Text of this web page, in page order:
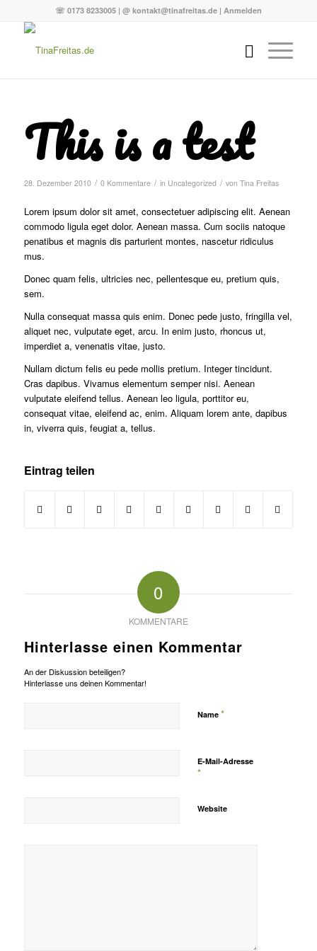
☏ 0173 8233005 | @ kontakt@tinafreitas.de | Anmelden
This is a test
28. Dezember 2010 / 0 Kommentare / in Uncategorized / von Tina Freitas
Lorem ipsum dolor sit amet, consectetuer adipiscing elit. Aenean
commodo ligula eget dolor. Aenean massa. Cum sociis natoque
penatibus et magnis dis parturient montes, nascetur ridiculus
mus.
Donec quam felis, ultricies nec, pellentesque eu, pretium quis,
sem.
Nulla consequat massa quis enim. Donec pede justo, fringilla vel,
aliquet nec, vulputate eget, arcu. In enim justo, rhoncus ut,
imperdiet a, venenatis vitae, justo.
Nullam dictum felis eu pede mollis pretium. Integer tincidunt.
Cras dapibus. Vivamus elementum semper nisi. Aenean
vulputate eleifend tellus. Aenean leo ligula, porttitor eu,
consequat vitae, eleifend ac, enim. Aliquam lorem ante, dapibus
in, viverra quis, feugiat a, tellus.
Eintrag teilen
0
KOMMENTARE
Hinterlasse einen Kommentar
An der Diskussion beteiligen?
Hinterlasse uns deinen Kommentar!
Name *
E-Mail-Adresse
*
Website